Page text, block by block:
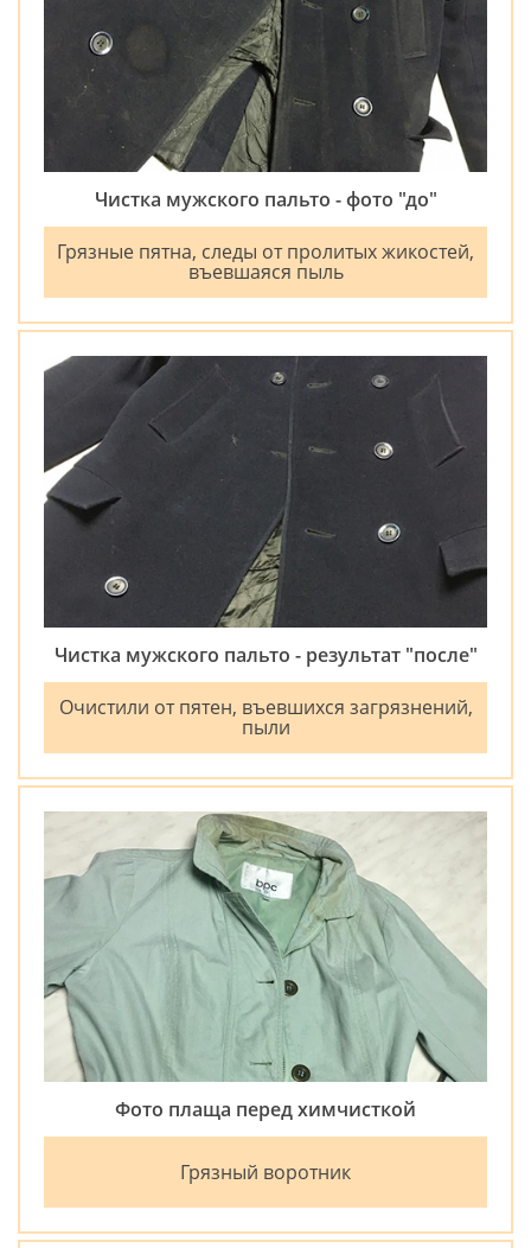
Чистка мужского пальто - фото "до"
Грязные пятна, следы от пролитых жикостей,
въевшаяся пыль
Чистка мужского пальто - результат "после"
Очистили от пятен, въевшихся загрязнений,
пыли
Фото плаща перед химчисткой
Грязный воротник